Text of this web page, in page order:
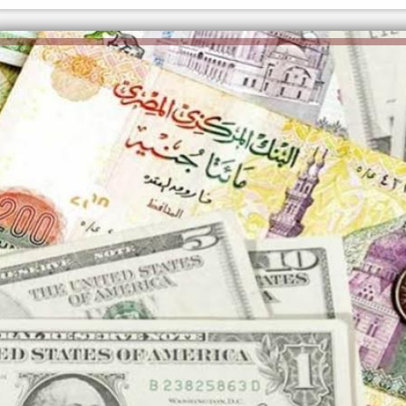
إلهام شرشر تكتب: دي مبقتش كورة..
دي سياسة
الكاتبة إلهام شرشر تهنئ الرئيس
السيسي بعيد ميلاده وتُشيد بجهوده
في بناء الدولة